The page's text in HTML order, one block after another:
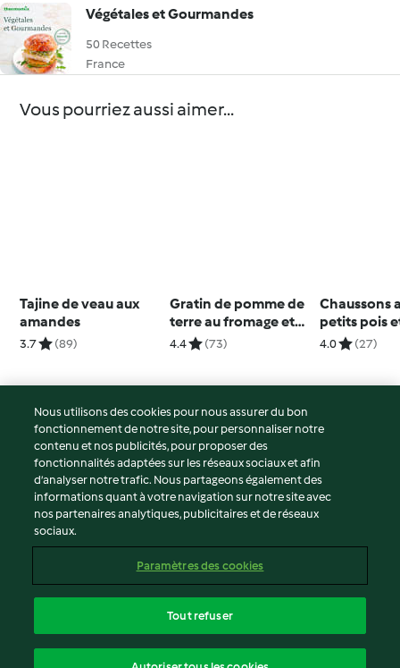
Végétales et Gourmandes
50 Recettes
France
Vous pourriez aussi aimer...
Tajine de veau aux
amandes
3.7 (89)
Gratin de pomme de
terre au fromage et
restes de viande
4.4 (73)
Chaussons
petits pois
nouveaux
4.0 (27)
© Copyright 2026
Conditions d'utilisation
Politique de confidentialité
Non-responsabilité
Mentions légales
Contenu du rapport
Déclaration d'accessibilité
Nous utilisons des cookies pour nous assurer du bon
fonctionnement de notre site, pour personnaliser notre
contenu et nos publicités, pour proposer des
fonctionnalités adaptées sur les réseaux sociaux et afin
d’analyser notre trafic. Nous partageons également des
informations quant à votre navigation sur notre site avec
nos partenaires analytiques, publicitaires et de réseaux
sociaux.
Paramètres des cookies
Tout refuser